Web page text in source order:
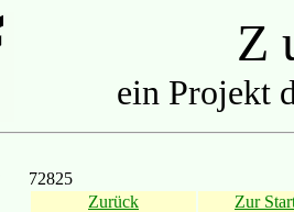
Z
ein Projekt
72825
Zurück
Zur